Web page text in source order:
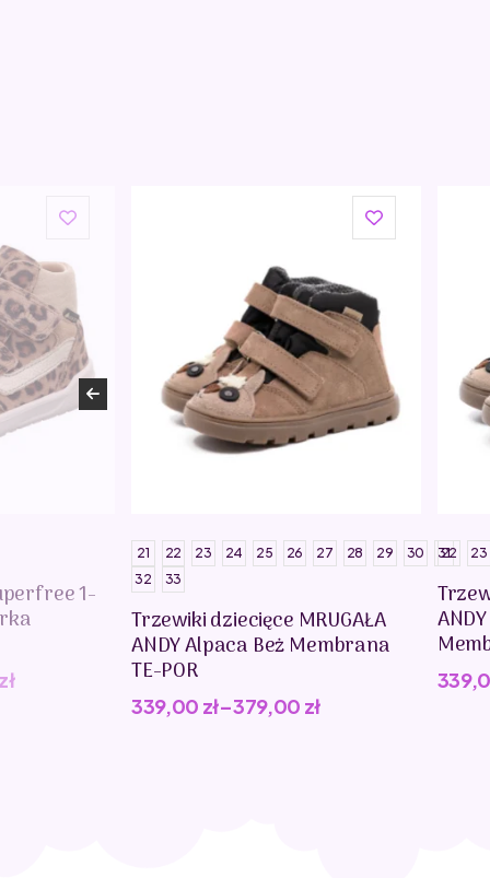
1-
21 22 23 24 25 26 27 28 29 30
31
32
33
Trzewiki dziecięce MRUGAŁA
ANDY Alpaca Beż Membrana
TE-POR
339,00 zł–379,00 zł
22 23